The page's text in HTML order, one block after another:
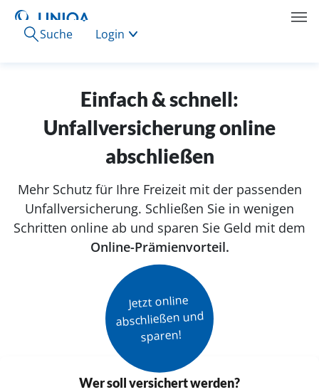
Suche Login
Einfach & schnell:
Unfallversicherung online
abschließen
Mehr Schutz für Ihre Freizeit mit der passenden
Unfallversicherung. Schließen Sie in wenigen
Schritten online ab und sparen Sie Geld mit dem
Online-Prämienvorteil.
Jetzt online
abschließen und
sparen!
Wer soll versichert werden?